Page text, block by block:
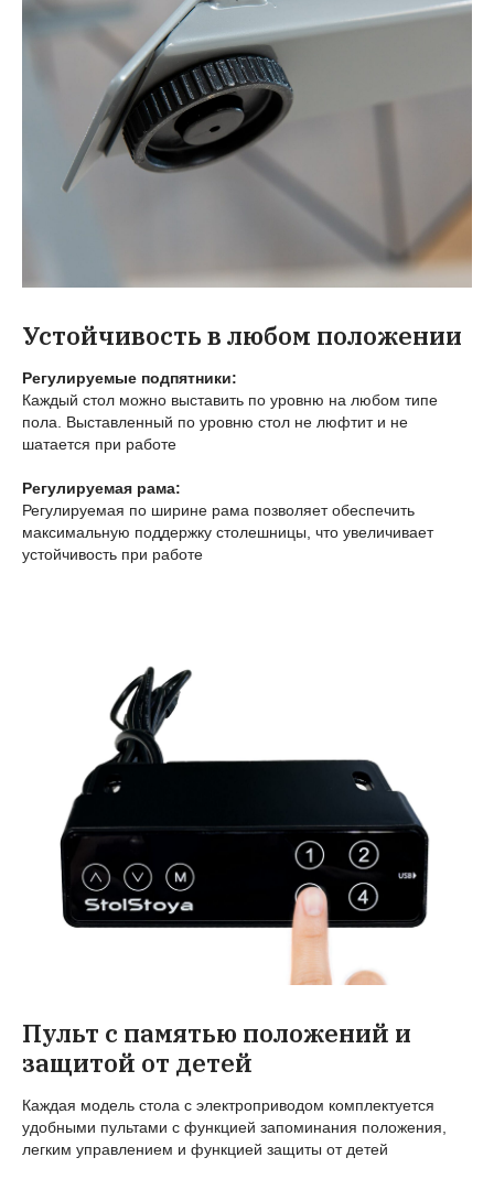
Устойчивость в любом положении
Регулируемые подпятники:
Каждый стол можно выставить по уровню на любом типе
пола. Выставленный по уровню стол не люфтит и не
шатается при работе
Регулируемая рама:
Регулируемая по ширине рама позволяет обеспечить
максимальную поддержку столешницы, что увеличивает
устойчивость при работе
Пульт с памятью положений и
защитой от детей
Каждая модель стола с электроприводом комплектуется
удобными пультами с функцией запоминания положения,
легким управлением и функцией защиты от детей